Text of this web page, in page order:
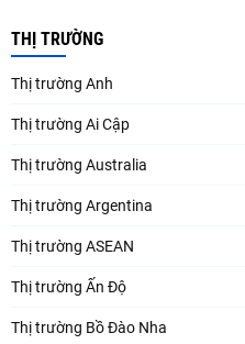
THỊ TRƯỜNG
Thị trường Anh
Thị trường Ai Cập
Thị trường Australia
Thị trường Argentina
Thị trường ASEAN
Thị trường Ấn Độ
Thị trường Bồ Đào Nha